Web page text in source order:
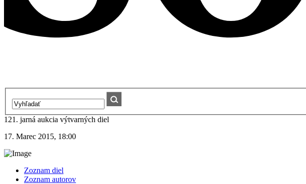
121. jarná aukcia výtvarných diel
17. Marec 2015, 18:00
Zoznam diel
Zoznam autorov